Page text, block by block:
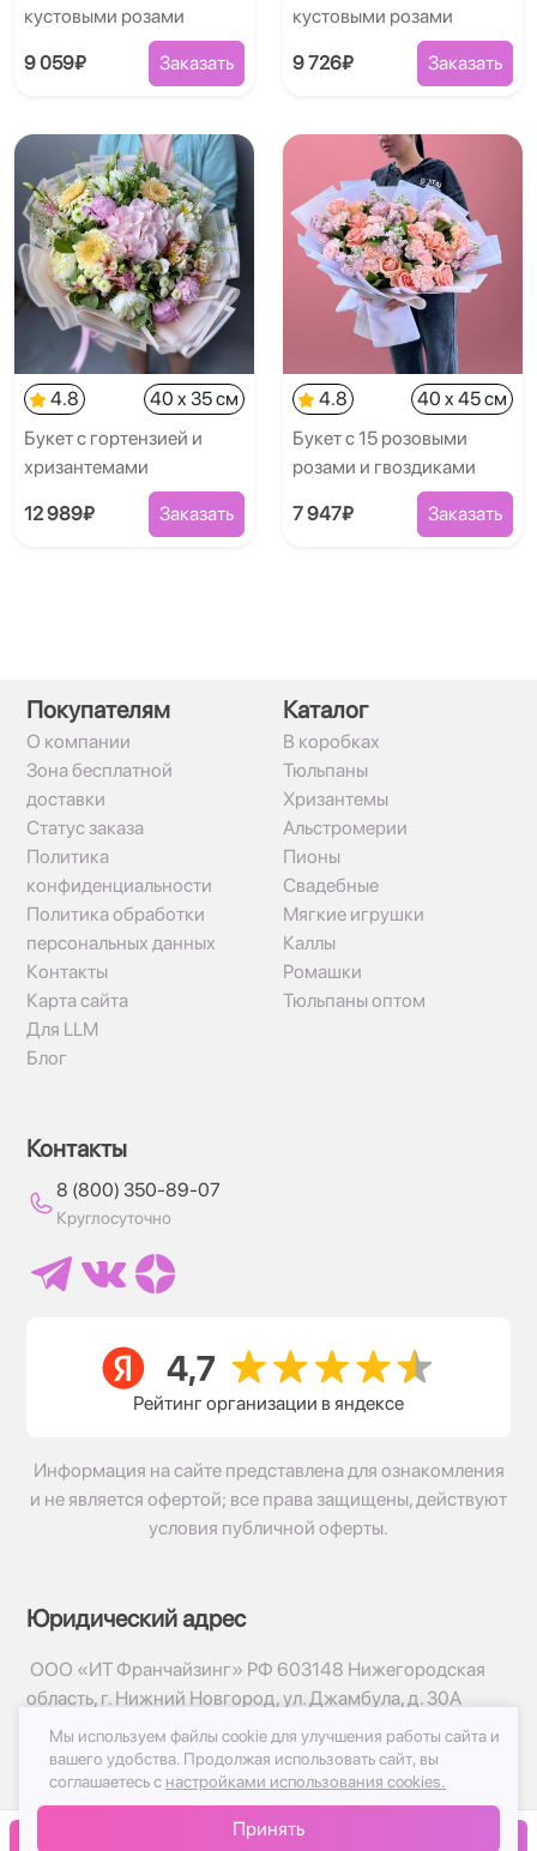
В корзину
кустовыми розами
9 059₽ Заказать
кустовыми розами
9 726₽ Заказать
4.8
40 x 35 см
Букет с гортензией и
хризантемами
12 989₽ Заказать
4.8
40 x 45 см
Букет с 15 розовыми
розами и гвоздиками
7 947₽ Заказать
Покупателям
О компании
Зона бесплатной
доставки
Статус заказа
Политика
конфиденциальности
Политика обработки
персональных данных
Контакты
Карта сайта
Для LLM
Блог
Каталог
В коробках
Тюльпаны
Хризантемы
Альстромерии
Пионы
Свадебные
Мягкие игрушки
Каллы
Ромашки
Тюльпаны оптом
Контакты
8 (800) 350-89-07
Круглосуточно
Рейтинг организации в яндексе
Информация на сайте представлена для ознакомления
и не является офертой; все права защищены, действуют
условия публичной оферты.
Юридический адрес
ООО «ИТ Франчайзинг» РФ 603148 Нижегородская
область, г. Нижний Новгород, ул. Джамбула, д. 30А
© 2017-2026г, База Цветов 24.ру
Политика конфиденциальности
Публичная оферта
Мы используем файлы cookie для улучшения работы сайта и
вашего удобства. Продолжая использовать сайт, вы
соглашаетесь с настройками использования cookies.
Принять